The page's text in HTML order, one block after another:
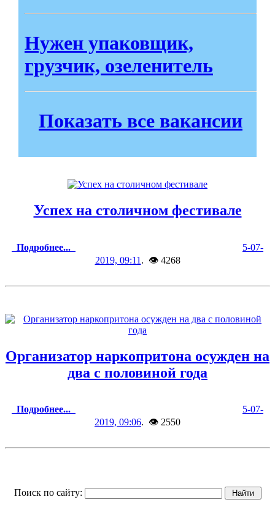
Нужен упаковщик,
грузчик, озеленитель
Показать все вакансии
Успех на столичном фестивале
Подробнее...
5-07-
2019, 09:11 . 👁 4268
Организатор наркопритона осужден на
два с половиной года
Подробнее...
5-07-
2019, 09:06. 👁 2550
Поиск по сайту: